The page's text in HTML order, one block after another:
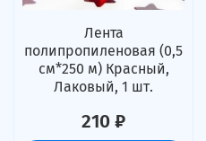
Лента
полипропиленовая (0,5
см*250 м) Красный,
Лаковый, 1 шт.
210 ₽